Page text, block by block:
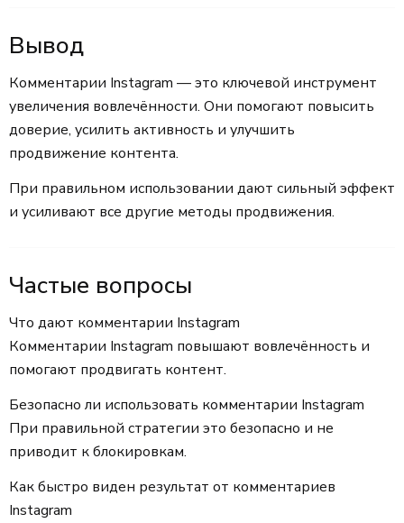
Вывод
Комментарии Instagram — это ключевой инструмент
увеличения вовлечённости. Они помогают повысить
доверие, усилить активность и улучшить
продвижение контента.
При правильном использовании дают сильный эффект
и усиливают все другие методы продвижения.
Частые вопросы
Что дают комментарии Instagram
Комментарии Instagram повышают вовлечённость и
помогают продвигать контент.
Безопасно ли использовать комментарии Instagram
При правильной стратегии это безопасно и не
приводит к блокировкам.
Как быстро виден результат от комментариев
Instagram